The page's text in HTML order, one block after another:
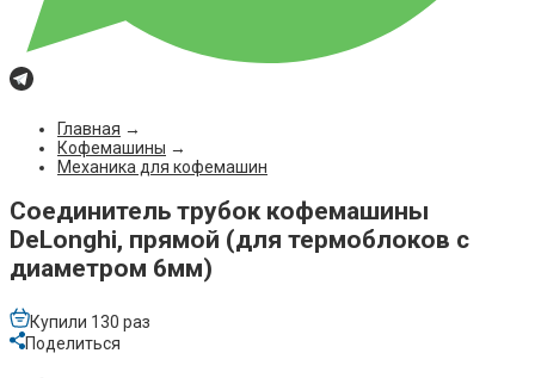
Главная →
Кофемашины →
Механика для кофемашин
Соединитель трубок кофемашины
DeLonghi, прямой (для термоблоков с
диаметром 6мм)
Купили 130 раз
Поделиться